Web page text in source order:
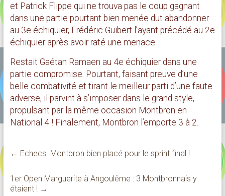
et Patrick Flippe qui ne trouva pas le coup gagnant
dans une partie pourtant bien menée dut abandonner
au 3e échiquier, Frédéric Guibert l’ayant précédé au 2e
échiquier après avoir raté une menace.
Restait Gaétan Ramaen au 4e échiquier dans une
partie compromise. Pourtant, faisant preuve d’une
belle combativité et tirant le meilleur parti d’une faute
adverse, il parvint à s’imposer dans le grand style,
propulsant par la même occasion Montbron en
National 4 ! Finalement, Montbron l’emporte 3 à 2.
← Echecs. Montbron bien placé pour le sprint final !
1er Open Marguerite à Angoulême : 3 Montbronnais y
étaient ! →